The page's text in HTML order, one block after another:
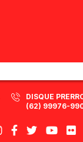
DISQUE
(62) 99976-